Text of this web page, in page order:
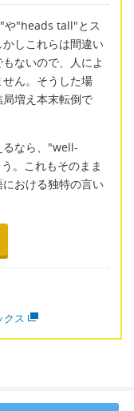
や"heads tall"とス
しこれらは間違い
ないので、人によ
ん。そうした場
増え本末転倒で
るなら、"well-
。これもそのまま
おける独特の言い
クス